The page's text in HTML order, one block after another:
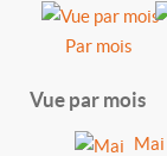
Par mois
Vue par mois
Mai